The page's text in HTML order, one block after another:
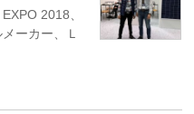
2018、
ーカー、Ｌ